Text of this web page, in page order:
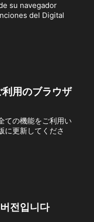
su navegador
del Digital
用のブラウザ
ての機能をご利用い
に更新してくださ
전입니다